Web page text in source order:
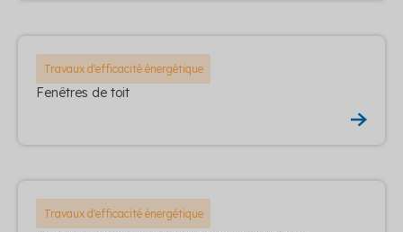
Travaux d'efficacité énergétique
Fenêtres de toit
Travaux d'efficacité énergétique